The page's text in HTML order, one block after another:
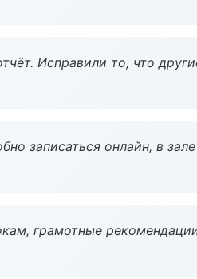
Исправили то, что
записаться онлайн, в
грамотные